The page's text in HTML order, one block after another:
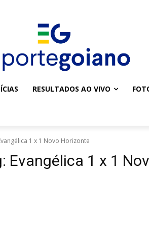
RESULTADOS AO VIVO
1 x 1 Novo Horizonte
Evangélica 1 x 1